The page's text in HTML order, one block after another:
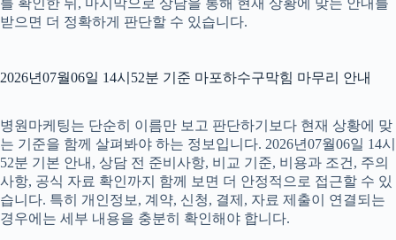
를 확인한 뒤, 마지막으로 상담을 통해 현재 상황에 맞는 안내를
받으면 더 정확하게 판단할 수 있습니다.
2026년07월06일 14시52분 기준 마포하수구막힘 마무리 안내
병원마케팅는 단순히 이름만 보고 판단하기보다 현재 상황에 맞
는 기준을 함께 살펴봐야 하는 정보입니다. 2026년07월06일 14시
52분 기본 안내, 상담 전 준비사항, 비교 기준, 비용과 조건, 주의
사항, 공식 자료 확인까지 함께 보면 더 안정적으로 접근할 수 있
습니다. 특히 개인정보, 계약, 신청, 결제, 자료 제출이 연결되는
경우에는 세부 내용을 충분히 확인해야 합니다.